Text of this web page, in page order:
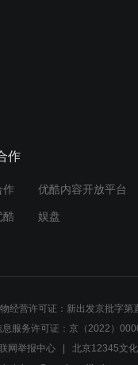
作
作 优酷内容开放平台
酷 娱盘
经营许可证：新出发京批字第
息服务许可证：京（2022）
网举报中心
北京12345文